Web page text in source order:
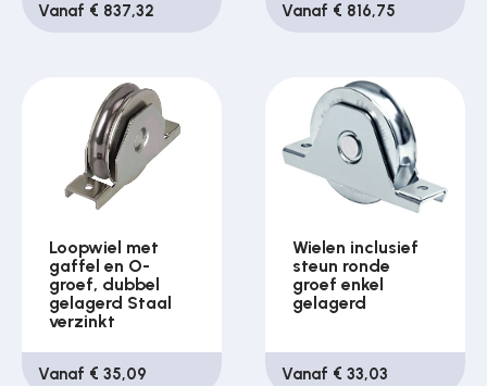
Vanaf € 837,32 Vanaf € 816,75
Loopwiel met
gaffel en O-
groef, dubbel
gelagerd Staal
verzinkt
Vanaf € 35,09
Wielen inclusief
steun ronde
groef enkel
gelagerd
Vanaf € 33,03